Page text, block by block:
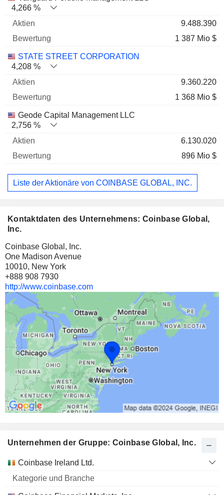
4,266 %
9.488.390
1 387 Mio $
STATE STREET CORPORATION
4,208 %
9.360.220
1 368 Mio $
Geode Capital Management LLC
2,756 %
6.130.020
896 Mio $
Liste der Aktionäre von COINBASE GLOBAL, INC.
Kontaktdaten des Unternehmens: Coinbase Global,
Inc.
Coinbase Global, Inc.
One Madison Avenue
10010, New York
+888 908 7930
http://www.coinbase.com
Unternehmen der Gruppe: Coinbase Global, Inc.
Name
Kategorie
Branche
Coinbase Ireland Ltd.